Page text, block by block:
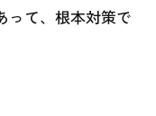
って、根本対策で